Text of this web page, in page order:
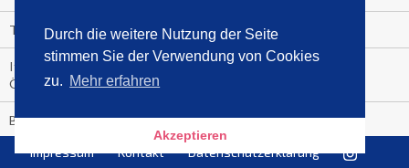
Durch die weitere Nutzung der Seite
stimmen Sie der Verwendung von Cookies
zu. Mehr erfahren
Akzeptieren
TV-Quote:
Italienisches Kochbuch schießt auf Nummer 1 in Deutschland,
Österreich und Schweiz
Blick in die Garage der TV-Dauerglotzer
Die Deutschen investieren, während die Österreicher und
Impressum Kontakt Datenschutzerklärung